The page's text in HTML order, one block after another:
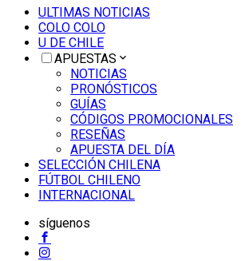
ULTIMAS NOTICIAS
COLO COLO
U DE CHILE
APUESTAS
NOTICIAS
PRONÓSTICOS
GUÍAS
CÓDIGOS PROMOCIONALES
RESEÑAS
APUESTA DEL DÍA
SELECCIÓN CHILENA
FÚTBOL CHILENO
INTERNACIONAL
síguenos